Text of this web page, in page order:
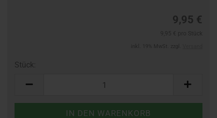
Rückstaus kann es jedoch zu längeren Lieferzeiten kommen.
9,95 €
Stück: